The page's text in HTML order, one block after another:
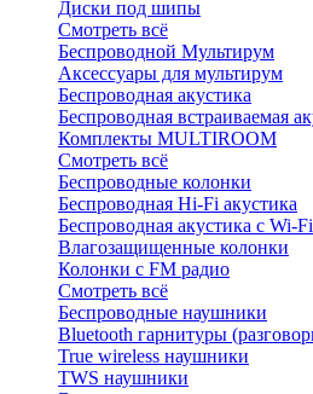
Диски под шипы
Смотреть всё
Беспроводной Мультирум
Аксессуары для мультирум
Беспроводная акустика
Беспроводная встраиваемая
Комплекты MULTIROOM
Смотреть всё
Беспроводные колонки
Беспроводная Hi-Fi акустика
Беспроводная акустика с Wi-Fi
Влагозащищенные колонки
Колонки с FM радио
Смотреть всё
Беспроводные наушники
Bluetоoth гарнитуры
True wireless наушники
TWS наушники